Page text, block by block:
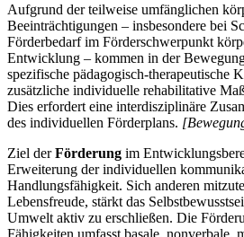
Aufgrund der teilweise umfänglichen
Beeinträchtigungen – insbesondere bei
Förderbedarf im Förderschwerpunkt
Entwicklung – kommen in der
spezifische pädagogisch-therapeutische
zusätzliche individuelle rehabilitative
Dies erfordert eine interdisziplinäre
des individuellen Förderplans.
Ziel derFörderung im
Erweiterung der individuellen
Handlungsfähigkeit. Sich anderen
Lebensfreude, stärkt das
Umwelt aktiv zu erschließen. Die
Fähigkeiten umfasst basale, nonverbale,